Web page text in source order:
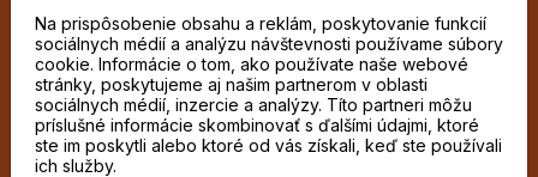
ODOBERAŤ
Súhlasím so spracovanímosobných údajov
Na prispôsobenie obsahu a reklám, poskytovanie funkcií
sociálnych médií a analýzu návštevnosti používame súbory
cookie. Informácie o tom, ako používate naše webové
stránky, poskytujeme aj našim partnerom v oblasti
sociálnych médií, inzercie a analýzy. Títo partneri môžu
príslušné informácie skombinovať s ďalšími údajmi, ktoré
ste im poskytli alebo ktoré od vás získali, keď ste používali
ich služby.